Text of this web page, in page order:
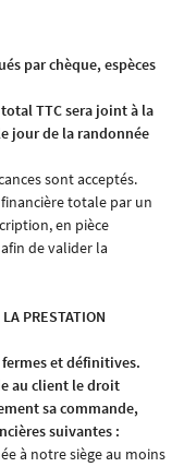
par chèque, espèces
TTC sera joint à la
jour de la randonnée
sont acceptés.
financière totale par un
en pièce
de valider la
PRESTATION
et définitives.
au client le droit
sa commande,
suivantes :
à notre siège au moins